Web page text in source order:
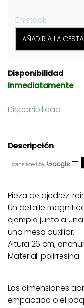
En stock
Disponibilidad
Inmediatamente
Disponibilidad
Descripción
—
Pieza de ajedrez:
Un detalle
ejemplo junto a
una mesa auxiliar.
Altura 26 cm,
Material: polirresina.
Las dimensiones
empacado o el